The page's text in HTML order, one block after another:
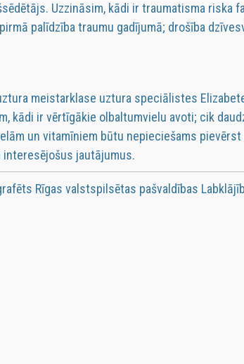
Uzzināsim, kādi ir traumatisma riska
palīdzība traumu gadījumā; drošība
meistarklase uztura speciālistes
kādi ir vērtīgākie olbaltumvielu avoti; cik
un vitamīniem būtu nepieciešams
jautājumus.
Rīgas valstspilsētas pašvaldības